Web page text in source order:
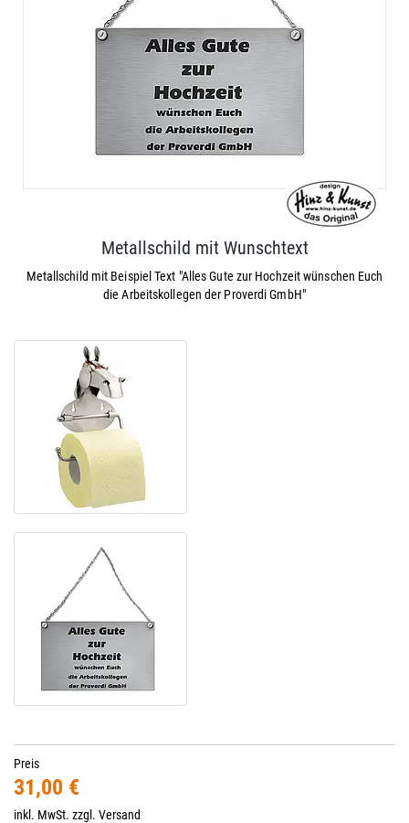
Metallschild mit Wunschtext
Metallschild mit Beispiel Text "Alles Gute zur Hochzeit wünschen Euch
die Arbeitskollegen der Proverdi GmbH"
Preis
31,00 €
inkl. MwSt. zzgl. Versand